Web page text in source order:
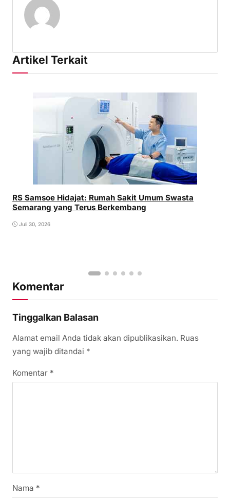
Artikel Terkait
RS Samsoe Hidajat: Rumah Sakit Umum Swasta
Semarang yang Terus Berkembang
Juli 30, 2026
Komentar
Tinggalkan Balasan
Alamat email Anda tidak akan dipublikasikan. Ruas
yang wajib ditandai *
Komentar *
Nama *